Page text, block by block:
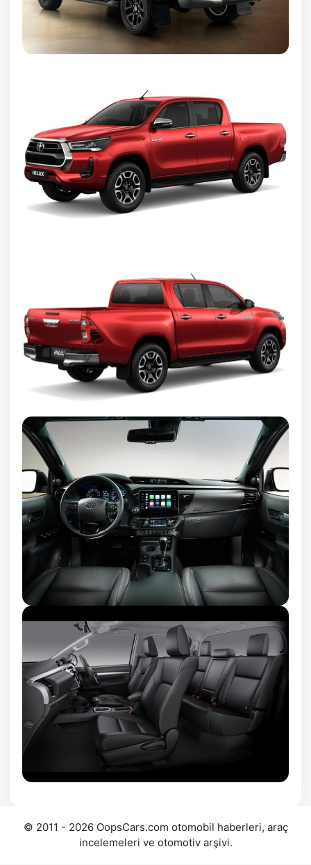
© 2011 - 2026 OopsCars.com otomobil haberleri, araç
incelemeleri ve otomotiv arşivi.